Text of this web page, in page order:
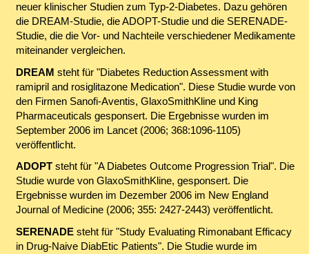
neuer klinischer Studien zum Typ-2-Diabetes. Dazu gehören
die DREAM-Studie, die ADOPT-Studie und die SERENADE-
Studie, die die Vor- und Nachteile verschiedener Medikamente
miteinander vergleichen.
DREAM steht für "Diabetes Reduction Assessment with
ramipril and rosiglitazone Medication". Diese Studie wurde von
den Firmen Sanofi-Aventis, GlaxoSmithKline und King
Pharmaceuticals gesponsert. Die Ergebnisse wurden im
September 2006 im Lancet (2006; 368:1096-1105)
veröffentlicht.
ADOPTsteht für "A Diabetes Outcome Progression Trial". Die
Studie wurde von GlaxoSmithKline, gesponsert. Die
Ergebnisse wurden im Dezember 2006 im New England
Journal of Medicine (2006; 355: 2427-2443) veröffentlicht.
SERENADEsteht für "Study Evaluating Rimonabant Efficacy
in Drug-Naive DiabEtic Patients". Die Studie wurde im